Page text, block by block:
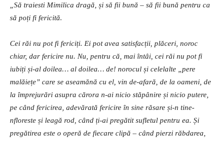
„Să traiesti Mimilica dragă, și să fii bună – să fii bună pentru ca
să poți fi fericită.
Cei răi nu pot fi fericiți. Ei pot avea satisfacții, plăceri, noroc
chiar, dar fericire nu. Nu, pentru că, mai întâi, cei răi nu pot fi
iubiți și-al doilea… al doilea… de! norocul și celelalte „pere
malăiețe” care se aseamănă cu el, vin de-afară, de la oameni, de
la împrejurări asupra cărora n-ai nicio stăpânire și nicio putere,
pe când fericirea, adevărată fericire în sine răsare și-n tine-
nfloreste și leagă rod, când ți-ai pregătit sufletul pentru ea. Și
pregătirea este o operă de fiecare clipă – când pierzi răbdarea,